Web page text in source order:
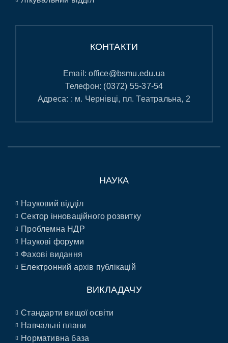
КОНТАКТИ
Email:office@bsmu.edu.ua
Телефон: (0372) 55-37-54
Адреса: : м. Чернівці, пл. Театральна, 2
НАУКА
Науковий відділ
Сектор інноваційного розвитку
Проблемна НДР
Наукові форуми
Фахові видання
Електронний архів публікацій
ВИКЛАДАЧУ
Стандарти вищої освіти
Навчальні плани
Нормативна база